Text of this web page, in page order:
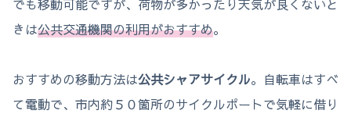
でも移動可能ですが、荷物が多かったり天気が良くないと
きは公共交通機関の利用がおすすめ。
おすすめの移動方法は公共シャアサイクル。自転車はすべ
て電動で、市内約５０箇所のサイクルポートで気軽に借り